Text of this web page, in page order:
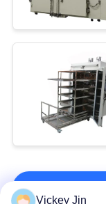
Vickey Jin